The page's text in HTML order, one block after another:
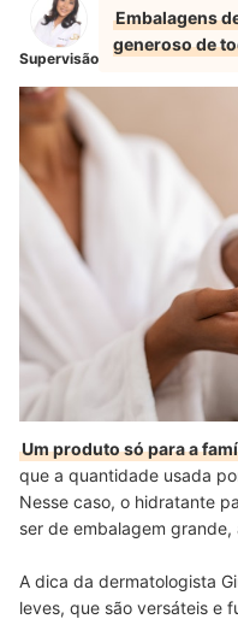
Supervisão
Embalagens
generoso de
Um produto só para a
que a quantidade usada
Nesse caso, o hidratante
ser de embalagem
A dica da dermatologista
leves, que são versáteis e